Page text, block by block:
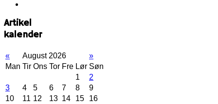
Artikel
kalender
« August 2026
»
Man Tir Ons Tor Fre Lør Søn
1
2
3
4 5 6 7 8
9
10
11 12 13 14 15
16